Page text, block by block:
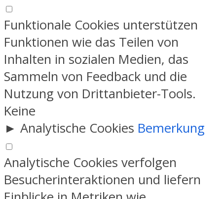
Funktionale Cookies unterstützen
Funktionen wie das Teilen von
Inhalten in sozialen Medien, das
Sammeln von Feedback und die
Nutzung von Drittanbieter-Tools.
Keine
► Analytische Cookies Bemerkung
Analytische Cookies verfolgen
Besucherinteraktionen und liefern